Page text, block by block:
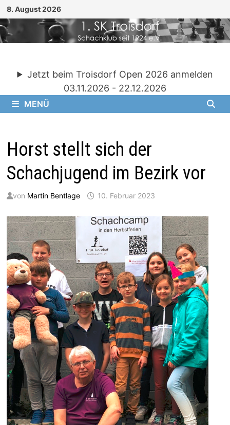
Zum
Inhalt
springen
8. August 2026
Jetzt beim Troisdorf Open 2026 anmelden
03.11.2026 - 22.12.2026
MENÜ
Horst stellt sich der
Schachjugend im Bezirk vor
von Martin Bentlage 10. Februar 2023